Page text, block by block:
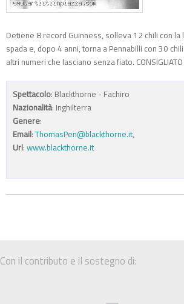
Detiene 8 record Guinness, solleva 12 chili con la
spada e, dopo 4 anni, torna a Pennabilli con 30
altri numeri che lasciano senza fiato. CONSIGLIATO
Spettacolo: Blackthorne - Fachiro
Nazionalità: Inghilterra
Genere:
Email: ThomasPen@blackthorne.it,
Url: www.blackthorne.it
Con il contributo e il sostegno di: